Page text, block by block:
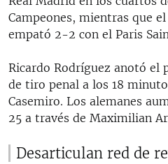
Campeones, mientras que
empató 2-2 con el Paris
Ricardo Rodríguez anotó el
de tiro penal a los 18
Casemiro. Los alemanes
25 a través de Maximilian
Desarticulan red de